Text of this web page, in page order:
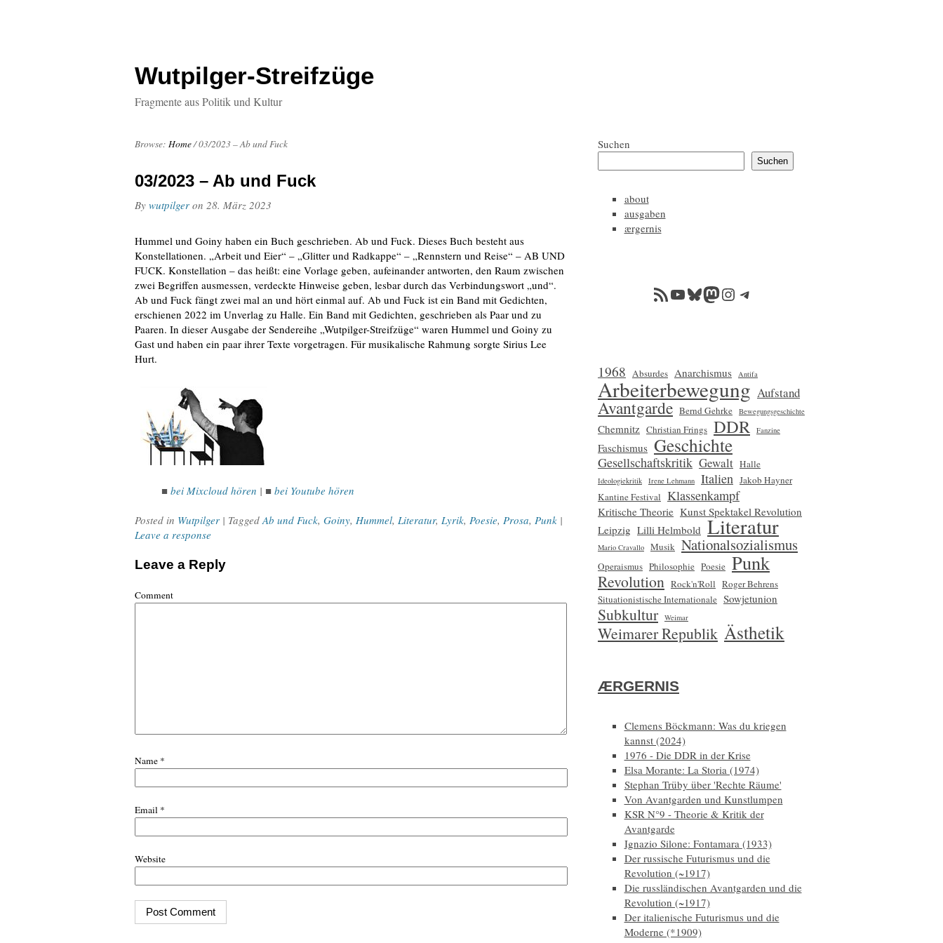
Wutpilger-Streifzüge
Fragmente aus Politik und Kultur
Browse: Home/03/2023 – Ab und Fuck
03/2023 – Ab und Fuck
By wutpilger on 28. März 2023
Hummel und Goiny haben ein Buch geschrieben. Ab und Fuck. Dieses Buch besteht aus
Konstellationen. „Arbeit und Eier“ – „Glitter und Radkappe“ – „Rennstern und Reise“ – AB UND
FUCK. Konstellation – das heißt: eine Vorlage geben, aufeinander antworten, den Raum zwischen
zwei Begriffen ausmessen, verdeckte Hinweise geben, lesbar durch das Verbindungswort „und“.
Ab und Fuck fängt zwei mal an und hört einmal auf. Ab und Fuck ist ein Band mit Gedichten,
erschienen 2022 im Unverlag zu Halle. Ein Band mit Gedichten, geschrieben als Paar und zu
Paaren. In dieser Ausgabe der Sendereihe „Wutpilger-Streifzüge“ waren Hummel und Goiny zu
Gast und haben ein paar ihrer Texte vorgetragen. Für musikalische Rahmung sorgte Sirius Lee
Hurt.
■ bei Mixcloud hören | ■ bei Youtube hören
Posted in Wutpilger | TaggedAb und Fuck, Goiny, Hummel, Literatur, Lyrik, Poesie, Prosa, Punk |
Leave a response
Leave a Reply
Comment
Name *
Email *
Website
Suchen
Suchen
about
ausgaben
ærgernis
RSS-FeedYouTube
Bluesky
Mastodon
Instagram
Telegram
1968 Absurdes Anarchismus Antifa
Arbeiterbewegung Aufstand
Avantgarde Bernd Gehrke Bewegungsgeschichte
Chemnitz Christian Frings DDR Fanzine
Faschismus Geschichte
Gesellschaftskritik Gewalt Halle
Ideologiekritik Irene Lehmann Italien Jakob Hayner
Kantine Festival Klassenkampf
Kritische Theorie Kunst Spektakel Revolution
Leipzig Lilli Helmbold Literatur
Mario Cravallo Musik Nationalsozialismus
Operaismus Philosophie Poesie Punk
Revolution Rock'n'Roll Roger Behrens
Situationistische Internationale Sowjetunion
Subkultur Weimar
Weimarer Republik Ästhetik
ÆRGERNIS
Clemens Böckmann: Was du kriegen
kannst (2024)
1976 - Die DDR in der Krise
Elsa Morante: La Storia (1974)
Stephan Trüby über 'Rechte Räume'
Von Avantgarden und Kunstlumpen
KSR N°9 - Theorie & Kritik der
Avantgarde
Ignazio Silone: Fontamara (1933)
Der russische Futurismus und die
Revolution (~1917)
Die russländischen Avantgarden und die
Revolution (~1917)
Der italienische Futurismus und die
Moderne (*1909)